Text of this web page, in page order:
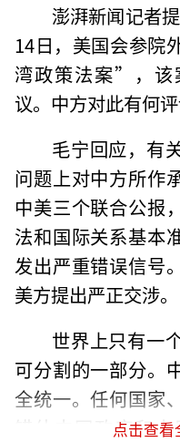
澎湃新闻记者
14日，美国会参院
湾政策法案”，该
议。中方对此有何评
毛宁回应，有
问题上对中方所作
中美三个联合公报
法和国际关系基
发出严重错误信号
美方提出严正交涉。
世界上只有一
可分割的一部分。
全统一。任何国家
错估中国政府和
点击查